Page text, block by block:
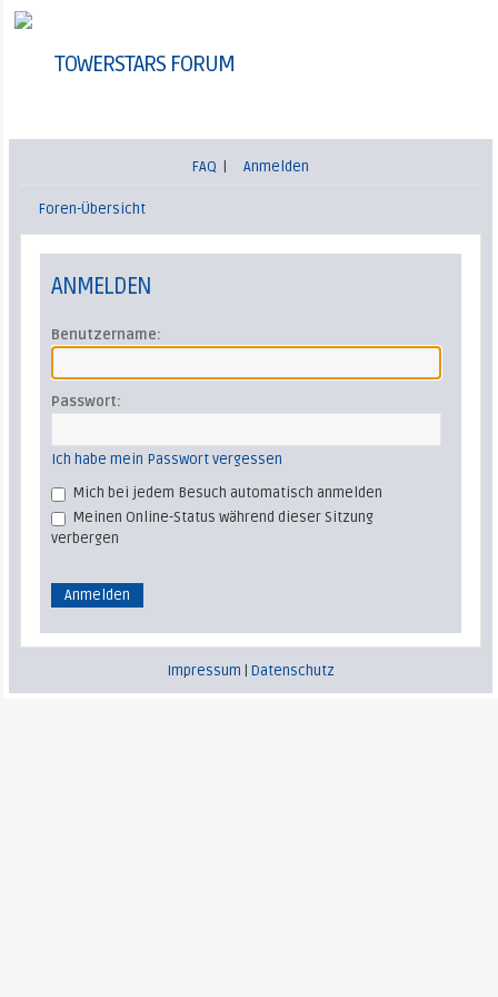
TOWERSTARS FORUM
FAQ Anmelden
Foren-Übersicht
ANMELDEN
Benutzername:
Passwort:
Ich habe mein Passwort vergessen
Mich bei jedem Besuch automatisch anmelden
Meinen Online-Status während dieser Sitzung
verbergen
Impressum |Datenschutz